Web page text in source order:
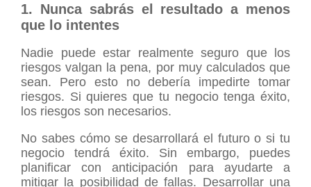
1. Nunca sabrás el resultado a menos
que lo intentes
Nadie puede estar realmente seguro que los
riesgos valgan la pena, por muy calculados que
sean. Pero esto no debería impedirte tomar
riesgos. Si quieres que tu negocio tenga éxito,
los riesgos son necesarios.
No sabes cómo se desarrollará el futuro o si tu
negocio tendrá éxito. Sin embargo, puedes
planificar con anticipación para ayudarte a
mitigar la posibilidad de fallas. Desarrollar una